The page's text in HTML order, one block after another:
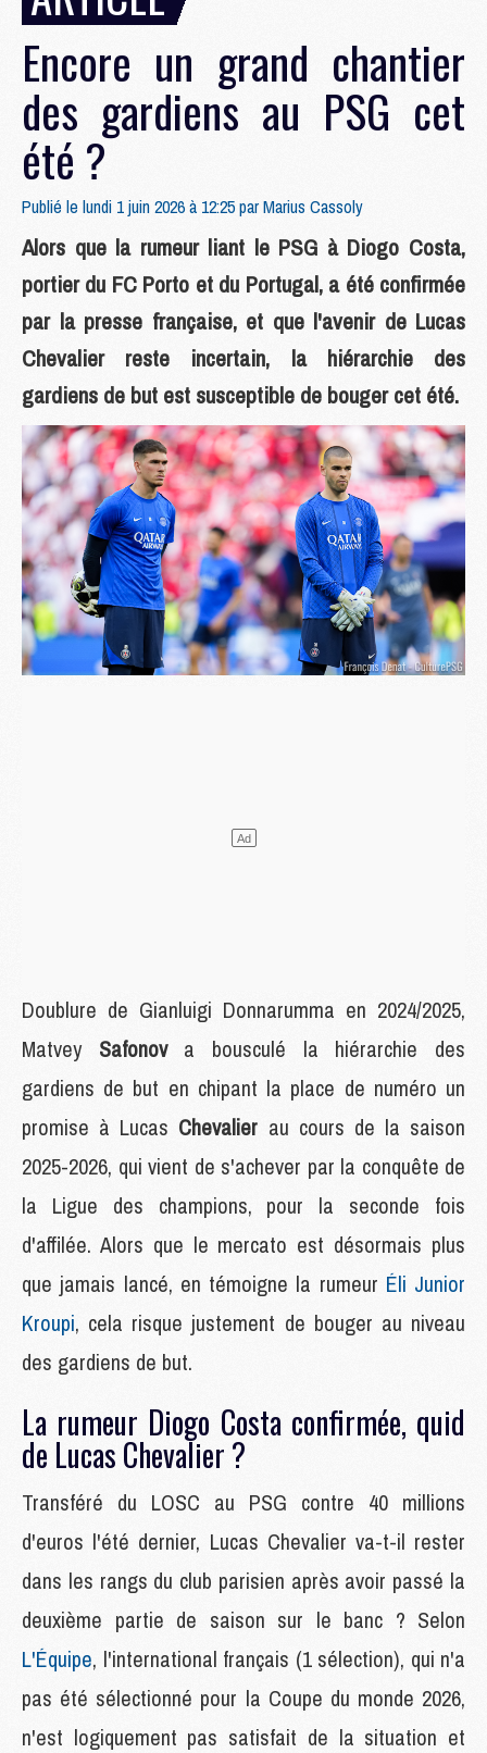
Encore un grand chantier
des gardiens au PSG cet
été ?
Publié le lundi 1 juin 2026 à 12:25 parMarius Cassoly
Alors que la rumeur liant le PSG à Diogo Costa,
portier du FC Porto et du Portugal, a été confirmée
par la presse française, et que l'avenir de Lucas
Chevalier reste incertain, la hiérarchie des
gardiens de but est susceptible de bouger cet été.
Doublure de Gianluigi Donnarumma en 2024/2025,
Matvey Safonov a bousculé la hiérarchie des
gardiens de but en chipant la place de numéro un
promise à Lucas Chevalier au cours de la saison
2025-2026, qui vient de s'achever par la conquête de
la Ligue des champions, pour la seconde fois
d'affilée. Alors que le mercato est désormais plus
que jamais lancé, en témoigne la rumeur Éli Junior
Kroupi, cela risque justement de bouger au niveau
des gardiens de but.
La rumeur Diogo Costa confirmée, quid
de Lucas Chevalier ?
Transféré du LOSC au PSG contre 40 millions
d'euros l'été dernier, Lucas Chevalier va-t-il rester
dans les rangs du club parisien après avoir passé la
deuxième partie de saison sur le banc ? Selon
L'Équipe, l'international français (1 sélection), qui n'a
pas été sélectionné pour la Coupe du monde 2026,
n'est logiquement pas satisfait de la situation et